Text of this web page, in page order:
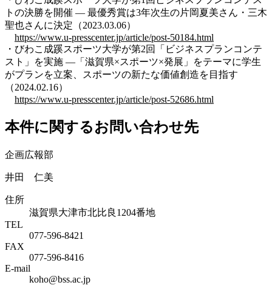
トの決勝を開催 — 最優秀賞は3年次生の片岡夏美さん・三木
聖也さんに決定（2023.03.06）
https://www.u-presscenter.jp/article/post-50184.html
・びわこ成蹊スポーツ大学が第2回「ビジネスプランコンテ
スト」を実施 ―「滋賀県×スポーツ×発展」をテーマに学生
がプランを立案、スポーツの新たな価値創造を目指す
（2024.02.16）
https://www.u-presscenter.jp/article/post-52686.html
本件に関するお問い合わせ先
企画広報部
井田 仁美
住所
滋賀県大津市北比良1204番地
TEL
077-596-8421
FAX
077-596-8416
E-mail
koho@bss.ac.jp